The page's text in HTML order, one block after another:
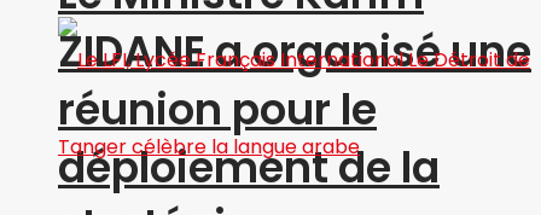
ZIDANE a organisé une
réunion pour le
déploiement de la